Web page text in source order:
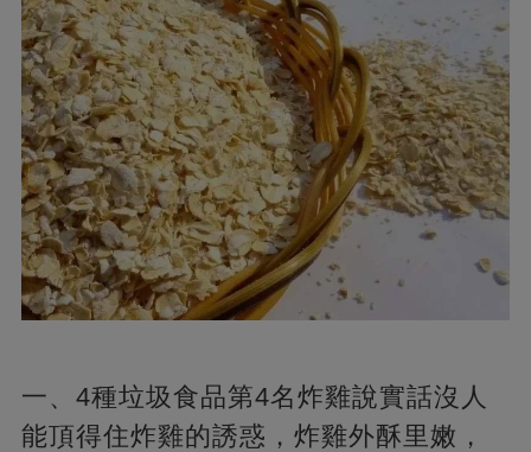
一、4種垃圾食品第4名炸雞說實話沒人
能頂得住炸雞的誘惑，炸雞外酥里嫩，